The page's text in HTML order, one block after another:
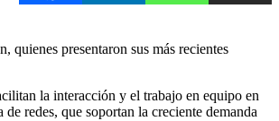
presentaron sus más recientes
la interacción y el trabajo en equipo en
redes, que soportan la creciente demanda